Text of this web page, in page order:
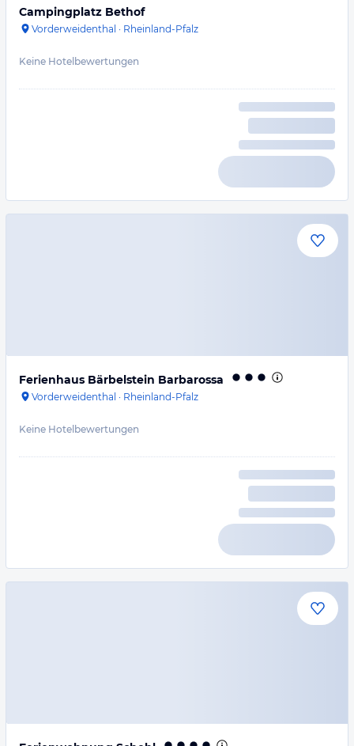
Campingplatz Bethof
Vorderweidenthal · Rheinland-Pfalz
Keine Hotelbewertungen
Ferienhaus Bärbelstein Barbarossa
Vorderweidenthal · Rheinland-Pfalz
Keine Hotelbewertungen